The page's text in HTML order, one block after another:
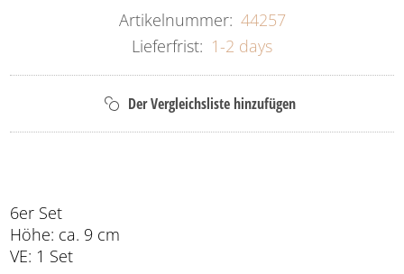
Artikelnummer: 44257
Lieferfrist: 1-2 days
6er Set
Höhe: ca. 9 cm
VE: 1 Set